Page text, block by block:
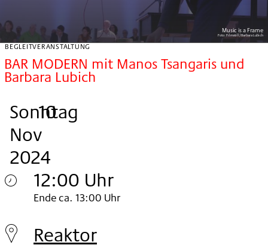
Music is a Frame
Foto: Filmstill/Barbara Lubich
BEGLEITVERANSTALTUNG
BAR MODERN mit Manos Tsangaris und
Barbara Lubich
Sonntag
, 10
.
Nov
2024
.
12:00 Uhr
Sonntag
10.
Ende ca. 13:00 Uhr
Reaktor